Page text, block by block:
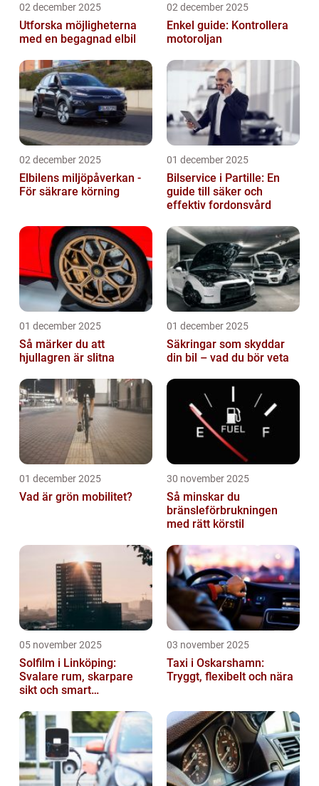
02 december 2025
Utforska möjligheterna
med en begagnad elbil
02 december 2025
Enkel guide: Kontrollera
motoroljan
02 december 2025
Elbilens miljöpåverkan -
För säkrare körning
01 december 2025
Bilservice i Partille: En
guide till säker och
effektiv fordonsvård
01 december 2025
Så märker du att
hjullagren är slitna
01 december 2025
Säkringar som skyddar
din bil – vad du bör veta
01 december 2025
Vad är grön mobilitet?
30 november 2025
Så minskar du
bränsleförbrukningen
med rätt körstil
05 november 2025
Solfilm i Linköping:
Svalare rum, skarpare
sikt och smart
03 november 2025
Taxi i Oskarshamn:
Tryggt, flexibelt och nära